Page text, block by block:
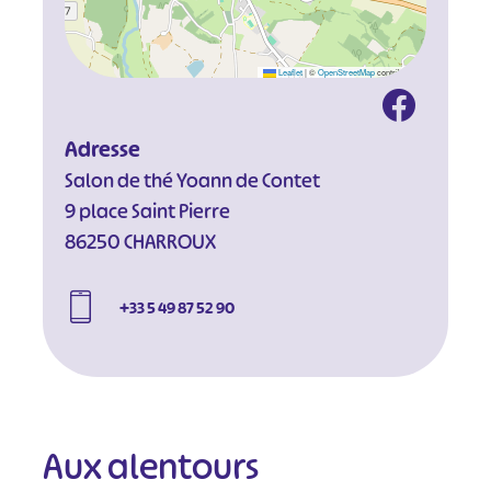
Leaflet |©OpenStreetMapcontributors
Adresse
Salon de thé Yoann de Contet
9 place Saint Pierre
86250 CHARROUX
+33 5 49 87 52 90
Aux alentours